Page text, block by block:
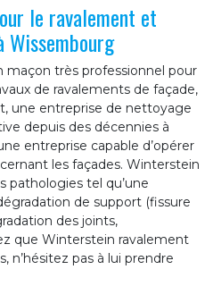
le ravalement et
maçon très professionnel pour
de ravalements de façade,
une entreprise de nettoyage
depuis des décennies à
entreprise capable d’opérer
les façades. Winterstein
pathologies tel qu’une
de support (fissure
des joints,
que Winterstein ravalement
n’hésitez pas à lui prendre